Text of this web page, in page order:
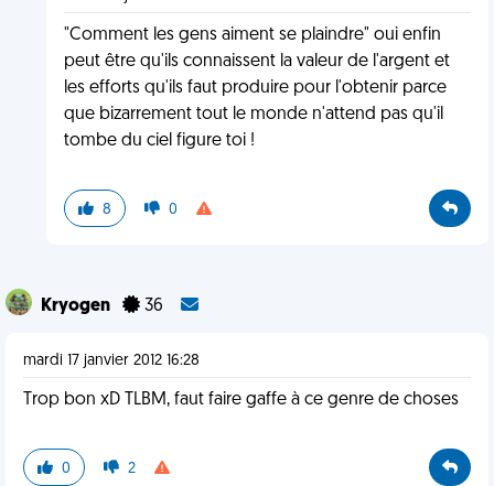
"Comment les gens aiment se plaindre" oui enfin
peut être qu'ils connaissent la valeur de l'argent et
les efforts qu'ils faut produire pour l'obtenir parce
que bizarrement tout le monde n'attend pas qu'il
tombe du ciel figure toi !
8 0
Kryogen 36
mardi 17 janvier 2012 16:28
Trop bon xD TLBM, faut faire gaffe à ce genre de choses
0 2